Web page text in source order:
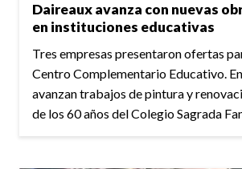
Daireaux avanza con nuevas
en instituciones educativas
Tres empresas presentaron ofertas
Centro Complementario Educativo.
avanzan trabajos de pintura y
de los 60 años del Colegio Sagrada